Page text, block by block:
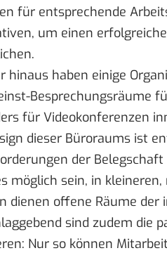
für entsprechende
um einen
hinaus haben einige
Besprechungsräume
für Videokonferenzen
dieser Büroraums ist
der
möglich sein, in
dienen offene Räume
sind zudem die
Nur so können